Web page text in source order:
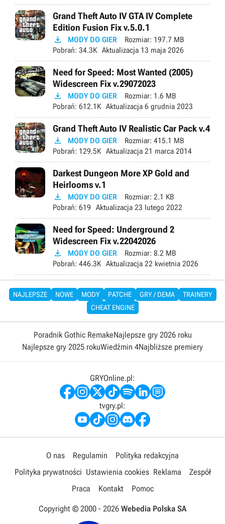
Grand Theft Auto IV GTA IV Complete
Edition Fusion Fix v.5.0.1
 MODY DO GIER Rozmiar: 197.7 MB
Pobrań: 34.3K Aktualizacja 13 maja 2026
Need for Speed: Most Wanted (2005)
Widescreen Fix v.29072023
 MODY DO GIER Rozmiar: 1.6 MB
Pobrań: 612.1K Aktualizacja 6 grudnia 2023
Grand Theft Auto IV Realistic Car Pack v.4
 MODY DO GIER Rozmiar: 415.1 MB
Pobrań: 129.5K Aktualizacja 21 marca 2014
Darkest Dungeon More XP Gold and
Heirlooms v.1
 MODY DO GIER Rozmiar: 2.1 KB
Pobrań: 619 Aktualizacja 23 lutego 2022
Need for Speed: Underground 2
Widescreen Fix v.22042026
 MODY DO GIER Rozmiar: 8.2 MB
Pobrań: 446.3K Aktualizacja 22 kwietnia 2026
NAJLEPSZE NOWE MODY PATCHE GRY / DEMA
TRAINERY
CHEAT ENGINE
Poradnik Gothic RemakeNajlepsze gry 2026 roku
Najlepsze gry 2025 rokuWiedźmin 4Najbliższe premiery
GRYOnline.pl:
tvgry.pl:
O nas Regulamin
Polityka redakcyjna
Polityka prywatności Ustawienia cookies Reklama
Zespół
Praca
Kontakt Pomoc
Copyright © 2000 - 2026 Webedia Polska SA